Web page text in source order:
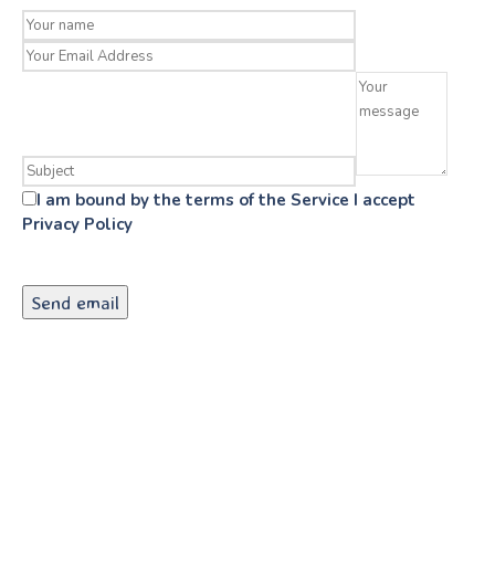
I am bound by the terms of the Service I accept
Privacy Policy